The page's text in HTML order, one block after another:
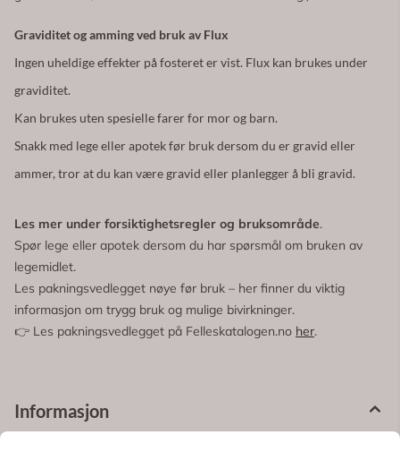
Informasjon
Graviditet og amming ved bruk av Flux
Ingen uheldige effekter på fosteret er vist. Flux kan brukes under
graviditet.
Kan brukes uten spesielle farer for mor og barn.
Snakk med lege eller apotek før bruk dersom du er gravid eller
ammer, tror at du kan være gravid eller planlegger å bli gravid.
Les mer under forsiktighetsregler og bruksområde.
Spør lege eller apotek dersom du har spørsmål om bruken av
legemidlet.
Les pakningsvedlegget nøye før bruk – her finner du viktig
informasjon om trygg bruk og mulige bivirkninger.
👉 Les pakningsvedlegget på Felleskatalogen.no her.